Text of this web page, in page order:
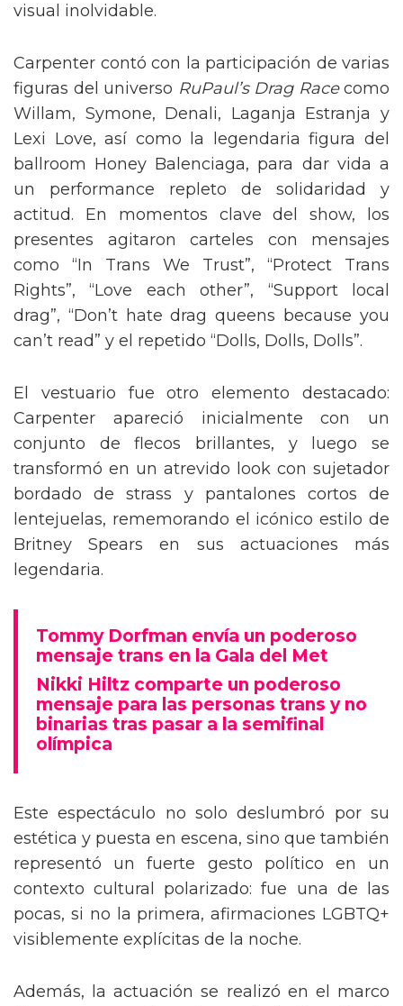
visual inolvidable.
Carpenter contó con la participación de varias
figuras del universo RuPaul’s Drag Racecomo
Willam, Symone, Denali, Laganja Estranja y
Lexi Love, así como la legendaria figura del
ballroom Honey Balenciaga, para dar vida a
un performance repleto de solidaridad y
actitud. En momentos clave del show, los
presentes agitaron carteles con mensajes
como “In Trans We Trust”, “Protect Trans
Rights”, “Love each other”, “Support local
drag”, “Don’t hate drag queens because you
can’t read” y el repetido “Dolls, Dolls, Dolls”.
El vestuario fue otro elemento destacado:
Carpenter apareció inicialmente con un
conjunto de flecos brillantes, y luego se
transformó en un atrevido look con sujetador
bordado de strass y pantalones cortos de
lentejuelas, rememorando el icónico estilo de
Britney Spears en sus actuaciones más
legendaria.
Tommy Dorfman envía un poderoso
mensaje trans en la Gala del Met
Nikki Hiltz comparte un poderoso
mensaje para las personas trans y no
binarias tras pasar a la semifinal
olímpica
Este espectáculo no solo deslumbró por su
estética y puesta en escena, sino que también
representó un fuerte gesto político en un
contexto cultural polarizado: fue una de las
pocas, si no la primera, afirmaciones LGBTQ+
visiblemente explícitas de la noche.
Además, la actuación se realizó en el marco